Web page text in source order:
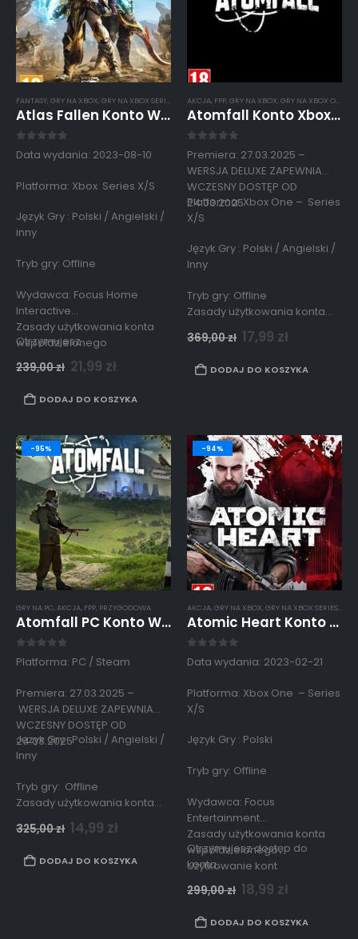
FANTASY, GRY NA XBOX, GRY NA XBOX SERIES X / S ,PRZYGODOWA ,RPG
Atlas Fallen Konto Współdzielone Xbox Series X/S
Data wydania: 2023-08-10
Platforma: Xbox Series X/S
Język Gry : Polski / Angielski /
inny
Tryb gry: Offline
Wydawca: Focus Home
Interactive
Zasady użytkowania konta
współdzielonego
Użytkowanie kont
współdzielonych podlega
zasadom opisanym
wregulaminie strony.
Otrzymujesz…
239,00zł 21,99 zł
DODAJ DO KOSZYKA
AKCJA, FPP, GRY NA XBOX, GRY NA XBOX ONE
Atomfall Konto Xbox Współdzielone Deluxe Edition
Premiera: 27.03.2025 –
WERSJA DELUXE ZAPEWNIA
WCZESNY DOSTĘP OD
24.03.2025
Platforma: Xbox One – Series
X/S
Język Gry : Polski / Angielski /
Inny
Tryb gry: Offline
Zasady użytkowania konta
współdzielonego
Użytkowanie kont
współdzielonych podlega
zasadom…
369,00zł 17,99 zł
DODAJ DO KOSZYKA
-95%
GRY NA PC, AKCJA, FPP, PRZYGODOWA
Atomfall PC Konto Współdzielone Offline Deluxe Edition
Platforma: PC / Steam
Premiera: 27.03.2025 –
WERSJA DELUXE ZAPEWNIA
WCZESNY DOSTĘP OD
24.03.2025
Język Gry : Polski / Angielski /
Inny
Tryb gry: Offline
Zasady użytkowania konta
współdzielonego
Użytkowanie kont
współdzielonych podlega
zasadom opisanym w
325,00zł 14,99 zł
DODAJ DO KOSZYKA
-94%
AKCJA, GRY NA XBOX, GRY NA XBOX SERIES X / S
Atomic Heart Konto Współdzielone Xbox One – Series X/S
Data wydania: 2023-02-21
Platforma: Xbox One – Series
X/S
Język Gry : Polski
Tryb gry: Offline
Wydawca: Focus
Entertainment
Zasady użytkowania konta
współdzielonego
Użytkowanie kont
współdzielonych podlega
zasadom opisanym
regulaminie strony.
Otrzymujesz dostęp do
konta…
299,00zł 18,99 zł
DODAJ DO KOSZYKA